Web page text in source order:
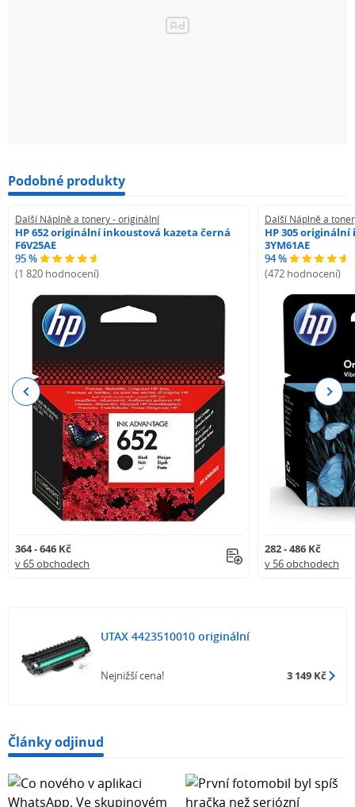
Podobné produkty
Další Náplně a tonery - originální
HP 652 originální inkoustová kazeta černá
F6V25AE
95 %
(1 820 hodnocení)
364 - 646 Kč
v 65 obchodech
Další Náplně a
HP 305
3YM61AE
94 %
(472 hodnocení)
282 - 486 Kč
v 56 obchodech
Previous Next
UTAX 4423510010 originální
Nejnižší cena! 3 149 Kč
Články odjinud